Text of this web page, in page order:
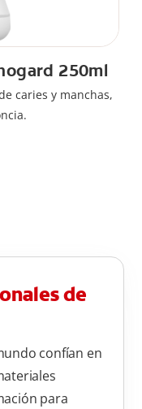
250ml
caries y manchas,
de
confían en
para